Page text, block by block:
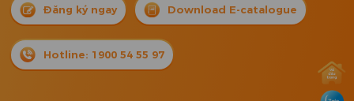
Đăng ký ngay Download E-catalogue
Hotline: 1900 54 55 97